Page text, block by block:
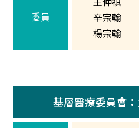
委員
辛宗翰
楊宗翰
基層醫療委員會